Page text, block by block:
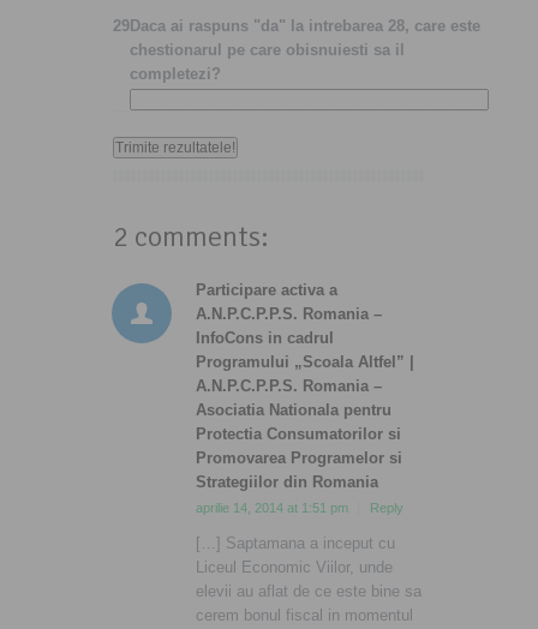
29 Daca ai raspuns "da" la intrebarea 28, care este
chestionarul pe care obisnuiesti sa il
completezi?
2 comments:
Participare activa a
A.N.P.C.P.P.S. Romania –
InfoCons in cadrul
Programului „Scoala Altfel” |
A.N.P.C.P.P.S. Romania –
Asociatia Nationala pentru
Protectia Consumatorilor si
Promovarea Programelor si
Strategiilor din Romania
aprilie 14, 2014 at 1:51 pm Reply
[…] Saptamana a inceput cu
Liceul Economic Viilor, unde
elevii au aflat de ce este bine sa
cerem bonul fiscal in momentul